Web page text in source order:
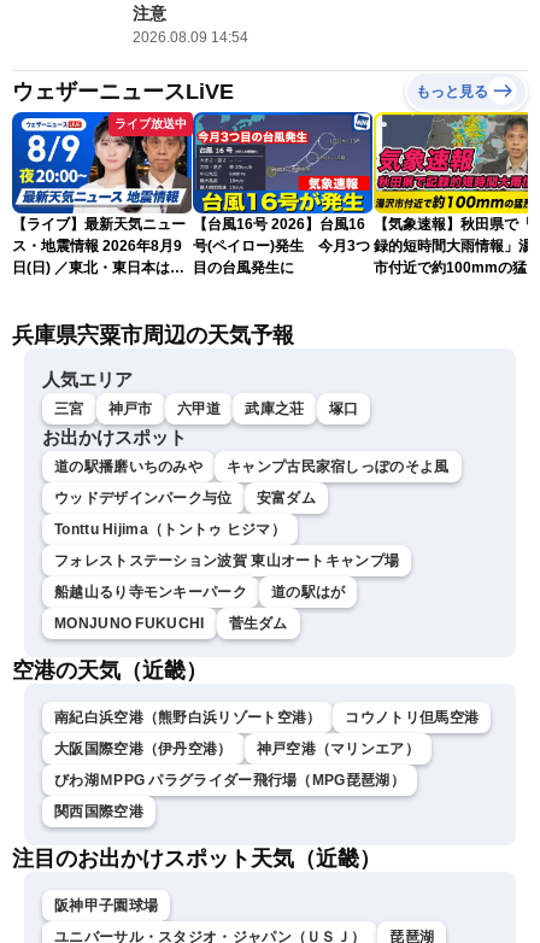
注意
2026.08.09 14:54
ウェザーニュースLiVE もっと見る
ライブ放送中
【ライブ】最新天気ニュー
ス・地震情報 2026年8月9
日(日) ／東北・東日本は急
衣／芳野達郎〉
【台風16号 2026】台風16
号(ペイロー)発生 今月3つ
目の台風発生に
【気象速報】秋田県で「
録的短時間大雨情報」湯
市付近で約100mmの猛烈
兵庫県宍粟市周辺の天気予報
人気エリア
三宮 神戸市 六甲道 武庫之荘 塚口
お出かけスポット
道の駅播磨いちのみや
キャンプ古民家宿しっぽのそよ風
ウッドデザインパーク与位
安富ダム
Tonttu Hijima（トントゥ ヒジマ）
フォレストステーション波賀 東山オートキャンプ場
船越山るり寺モンキーパーク
道の駅はが
MONJUNO FUKUCHI
菅生ダム
空港の天気（近畿）
南紀白浜空港（熊野白浜リゾート空港）
コウノトリ但馬空港
大阪国際空港（伊丹空港）
神戸空港（マリンエア）
びわ湖ＭPPG パラグライダー飛行場（MPG琵琶湖）
関西国際空港
注目のお出かけスポット天気（近畿）
阪神甲子園球場
ユニバーサル・スタジオ・ジャパン（ＵＳＪ）
琵琶湖